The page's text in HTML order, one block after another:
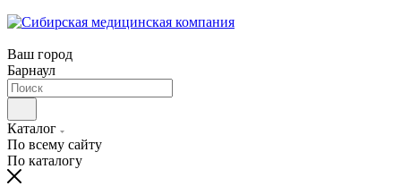
Ваш город
Барнаул
Каталог
По всему сайту
По каталогу